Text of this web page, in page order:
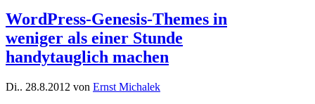
WordPress-Genesis-Themes in
weniger als einer Stunde
handytauglich machen
Di.. 28.8.2012 von Ernst Michalek